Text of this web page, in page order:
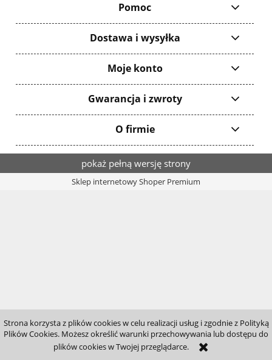
Strona korzysta z plików cookies w celu realizacji usług i zgodnie z Polityką
Plików Cookies. Możesz określić warunki przechowywania lub dostępu do
plików cookies w Twojej przeglądarce.
Pomoc
Dostawa i wysyłka
Moje konto
Gwarancja i zwroty
O firmie
pokaż pełną wersję strony
Sklep internetowy Shoper Premium